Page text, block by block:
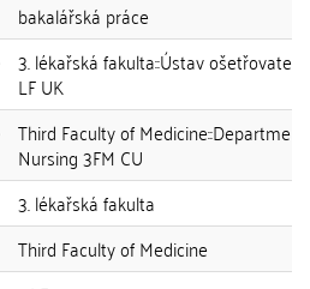
bakalářská práce
3. lékařská fakulta::Ústav
LF UK
Third Faculty of
Nursing 3FM CU
3. lékařská fakulta
Third Faculty of Medicine